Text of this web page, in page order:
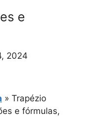
e
2024
» Trapézio
e fórmulas,